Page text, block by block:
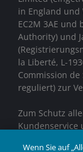
in England und
EC2M 3AE
Authority) und
la Liberté, L-
Commission
reguliert) zur
Zum Schutz
Kundenservice
Wenn Sie auf